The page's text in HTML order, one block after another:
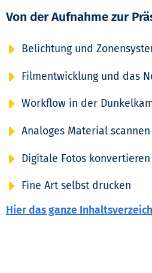
Von der Aufnahme zur
Belichtung und
Filmentwicklung und das
Workflow in der
Analoges Material scannen
Digitale Fotos konvertieren
Fine Art selbst drucken
Hier das ganze